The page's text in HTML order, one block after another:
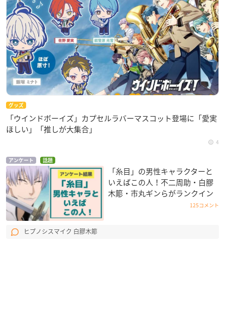
グッズ
「ウインドボーイズ」カプセルラバーマスコット登場に「愛実
ほしい」「推しが大集合」
4
アンケート 話題
「糸目」の男性キャラクターと
いえばこの人！不二周助・白膠
木簓・市丸ギンらがランクイン
125コメント
ヒプノシスマイク 白膠木簓